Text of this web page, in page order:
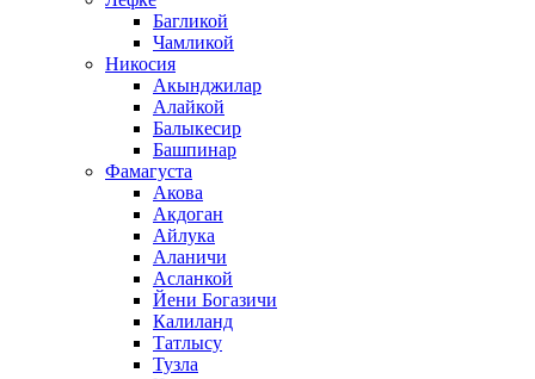
Багликой
Чамликой
Никосия
Акынджилар
Алайкой
Балыкесир
Башпинар
Фамагуста
Акова
Акдоган
Айлука
Аланичи
Асланкой
Йени Богазичи
Калиланд
Татлысу
Тузла